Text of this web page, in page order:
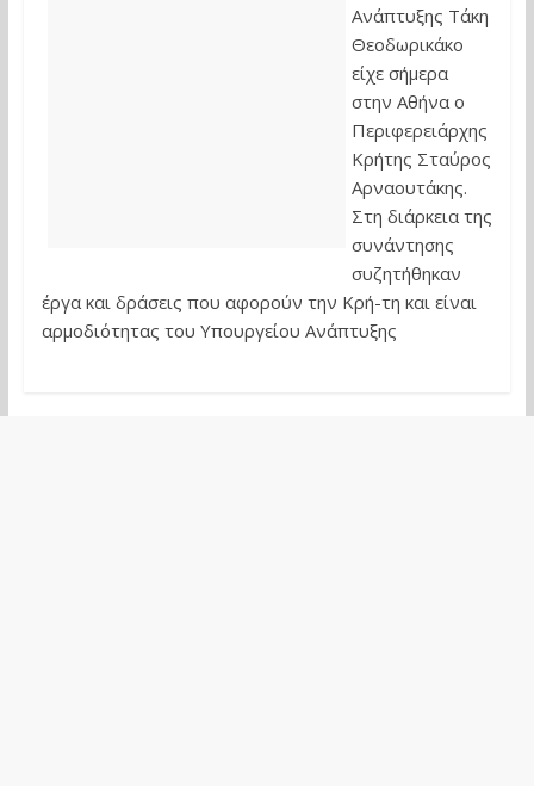
Ανάπτυξης Τάκη
Θεοδωρικάκο
είχε σήμερα
στην Αθήνα ο
Περιφερειάρχης
Κρήτης Σταύρος
Αρναουτάκης.
Στη διάρκεια της
συνάντησης
συζητήθηκαν
έργα και δράσεις που αφορούν την Κρή-τη και είναι
αρμοδιότητας του Υπουργείου Ανάπτυξης